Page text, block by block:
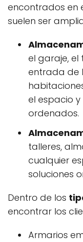
encontrados en
suelen ser
el garaje, el
entrada de
el espacio
ordenados.
talleres,
cualquier
soluciones
Dentro de los
encontrar los
Armarios